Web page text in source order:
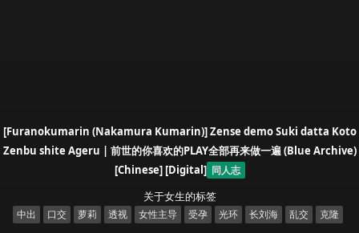
[Furanokumarin (Nakamura Kumarin)] Zense demo Suki datta Koto
Zenbu shite Ageru | 前世的你喜欢的PLAY全部再来做一遍 (Blue Archive)
[Chinese] [Digital] 同人志
关于女生的标签
中出 口交 萝莉 透视 女性主导 受孕 光环 长刘海 乱交 克隆